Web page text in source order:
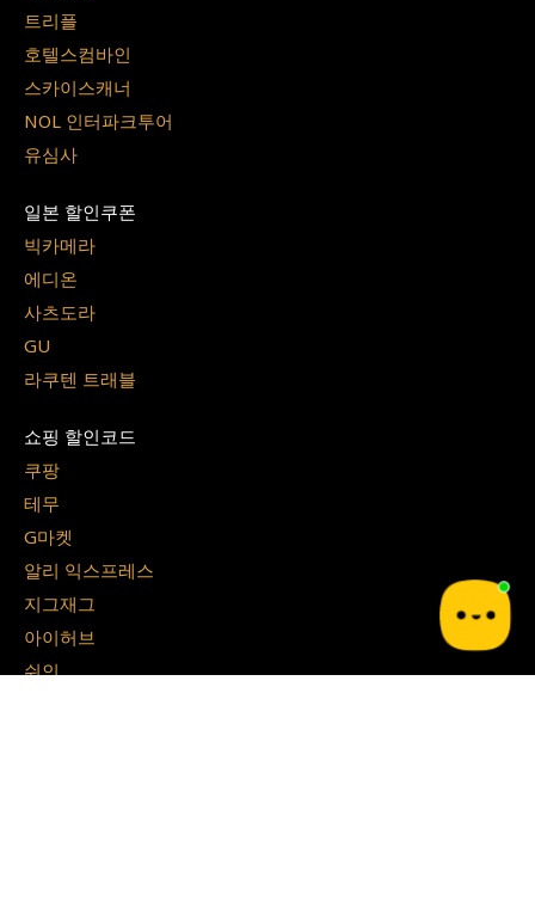
트리플
호텔스컴바인
스카이스캐너
NOL 인터파크투어
유심사
일본 할인쿠폰
빅카메라
에디온
사츠도라
GU
라쿠텐 트래블
쇼핑 할인코드
쿠팡
테무
G마켓
알리 익스프레스
지그재그
아이허브
쉬인